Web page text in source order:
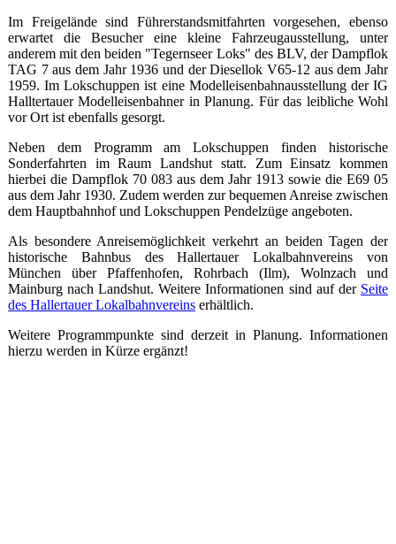
Im Freigelände sind Führerstandsmitfahrten vorgesehen, ebenso
erwartet die Besucher eine kleine Fahrzeugausstellung, unter
anderem mit den beiden "Tegernseer Loks" des BLV, der Dampflok
TAG 7 aus dem Jahr 1936 und der Diesellok V65-12 aus dem Jahr
1959. Im Lokschuppen ist eine Modelleisenbahnausstellung der IG
Halltertauer Modelleisenbahner in Planung. Für das leibliche Wohl
vor Ort ist ebenfalls gesorgt.
Neben dem Programm am Lokschuppen finden historische
Sonderfahrten im Raum Landshut statt. Zum Einsatz kommen
hierbei die Dampflok 70 083 aus dem Jahr 1913 sowie die E69 05
aus dem Jahr 1930. Zudem werden zur bequemen Anreise zwischen
dem Hauptbahnhof und Lokschuppen Pendelzüge angeboten.
Als besondere Anreisemöglichkeit verkehrt an beiden Tagen der
historische Bahnbus des Hallertauer Lokalbahnvereins von
München über Pfaffenhofen, Rohrbach (Ilm), Wolnzach und
Mainburg nach Landshut. Weitere Informationen sind auf der Seite
des Hallertauer Lokalbahnvereinserhältlich.
Weitere Programmpunkte sind derzeit in Planung. Informationen
hierzu werden in Kürze ergänzt!